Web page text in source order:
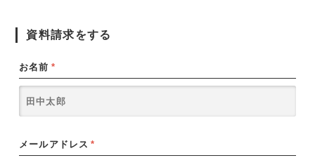
資料請求をする
お名前 *
メールアドレス *